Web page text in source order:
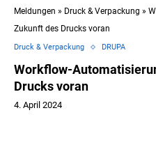
Meldungen » Druck & Verpackung »
Zukunft des Drucks voran
Druck & Verpackung DRUPA
Workflow-
Drucks voran
4. April 2024